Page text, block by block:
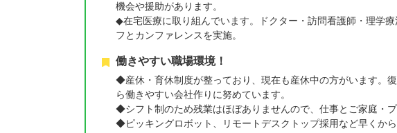
機会や援助があります。
◆在宅医療に取り組んでいます。ドクター・訪問看護師・理学
フとカンファレンスを実施。
働きやすい職場環境！
◆産休・育休制度が整っており、現在も産休中の方がいます。
ら働きやすい会社作りに努めています。
◆シフト制のため残業はほぼありませんので、仕事とご家庭・
◆ピッキングロボット、リモートデスクトップ採用など早くか